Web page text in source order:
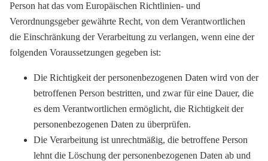
Person hat das vom Europäischen Richtlinien- und
Verordnungsgeber gewährte Recht, von dem Verantwortlichen
die Einschränkung der Verarbeitung zu verlangen, wenn eine der
folgenden Voraussetzungen gegeben ist:
Die Richtigkeit der personenbezogenen Daten wird von der
betroffenen Person bestritten, und zwar für eine Dauer, die
es dem Verantwortlichen ermöglicht, die Richtigkeit der
personenbezogenen Daten zu überprüfen.
Die Verarbeitung ist unrechtmäßig, die betroffene Person
lehnt die Löschung der personenbezogenen Daten ab und